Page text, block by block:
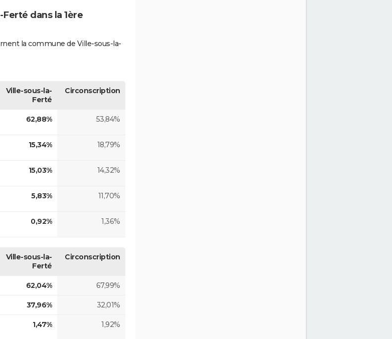
dans la 1ère
la commune de Ville-sous-la-
Ville-sous-la-
Ferté
Circonscription
62,88% 53,84%
15,34% 18,79%
15,03% 14,32%
5,83% 11,70%
0,92% 1,36%
Ville-sous-la-
Ferté
Circonscription
62,04% 67,99%
37,96% 32,01%
1,47% 1,92%